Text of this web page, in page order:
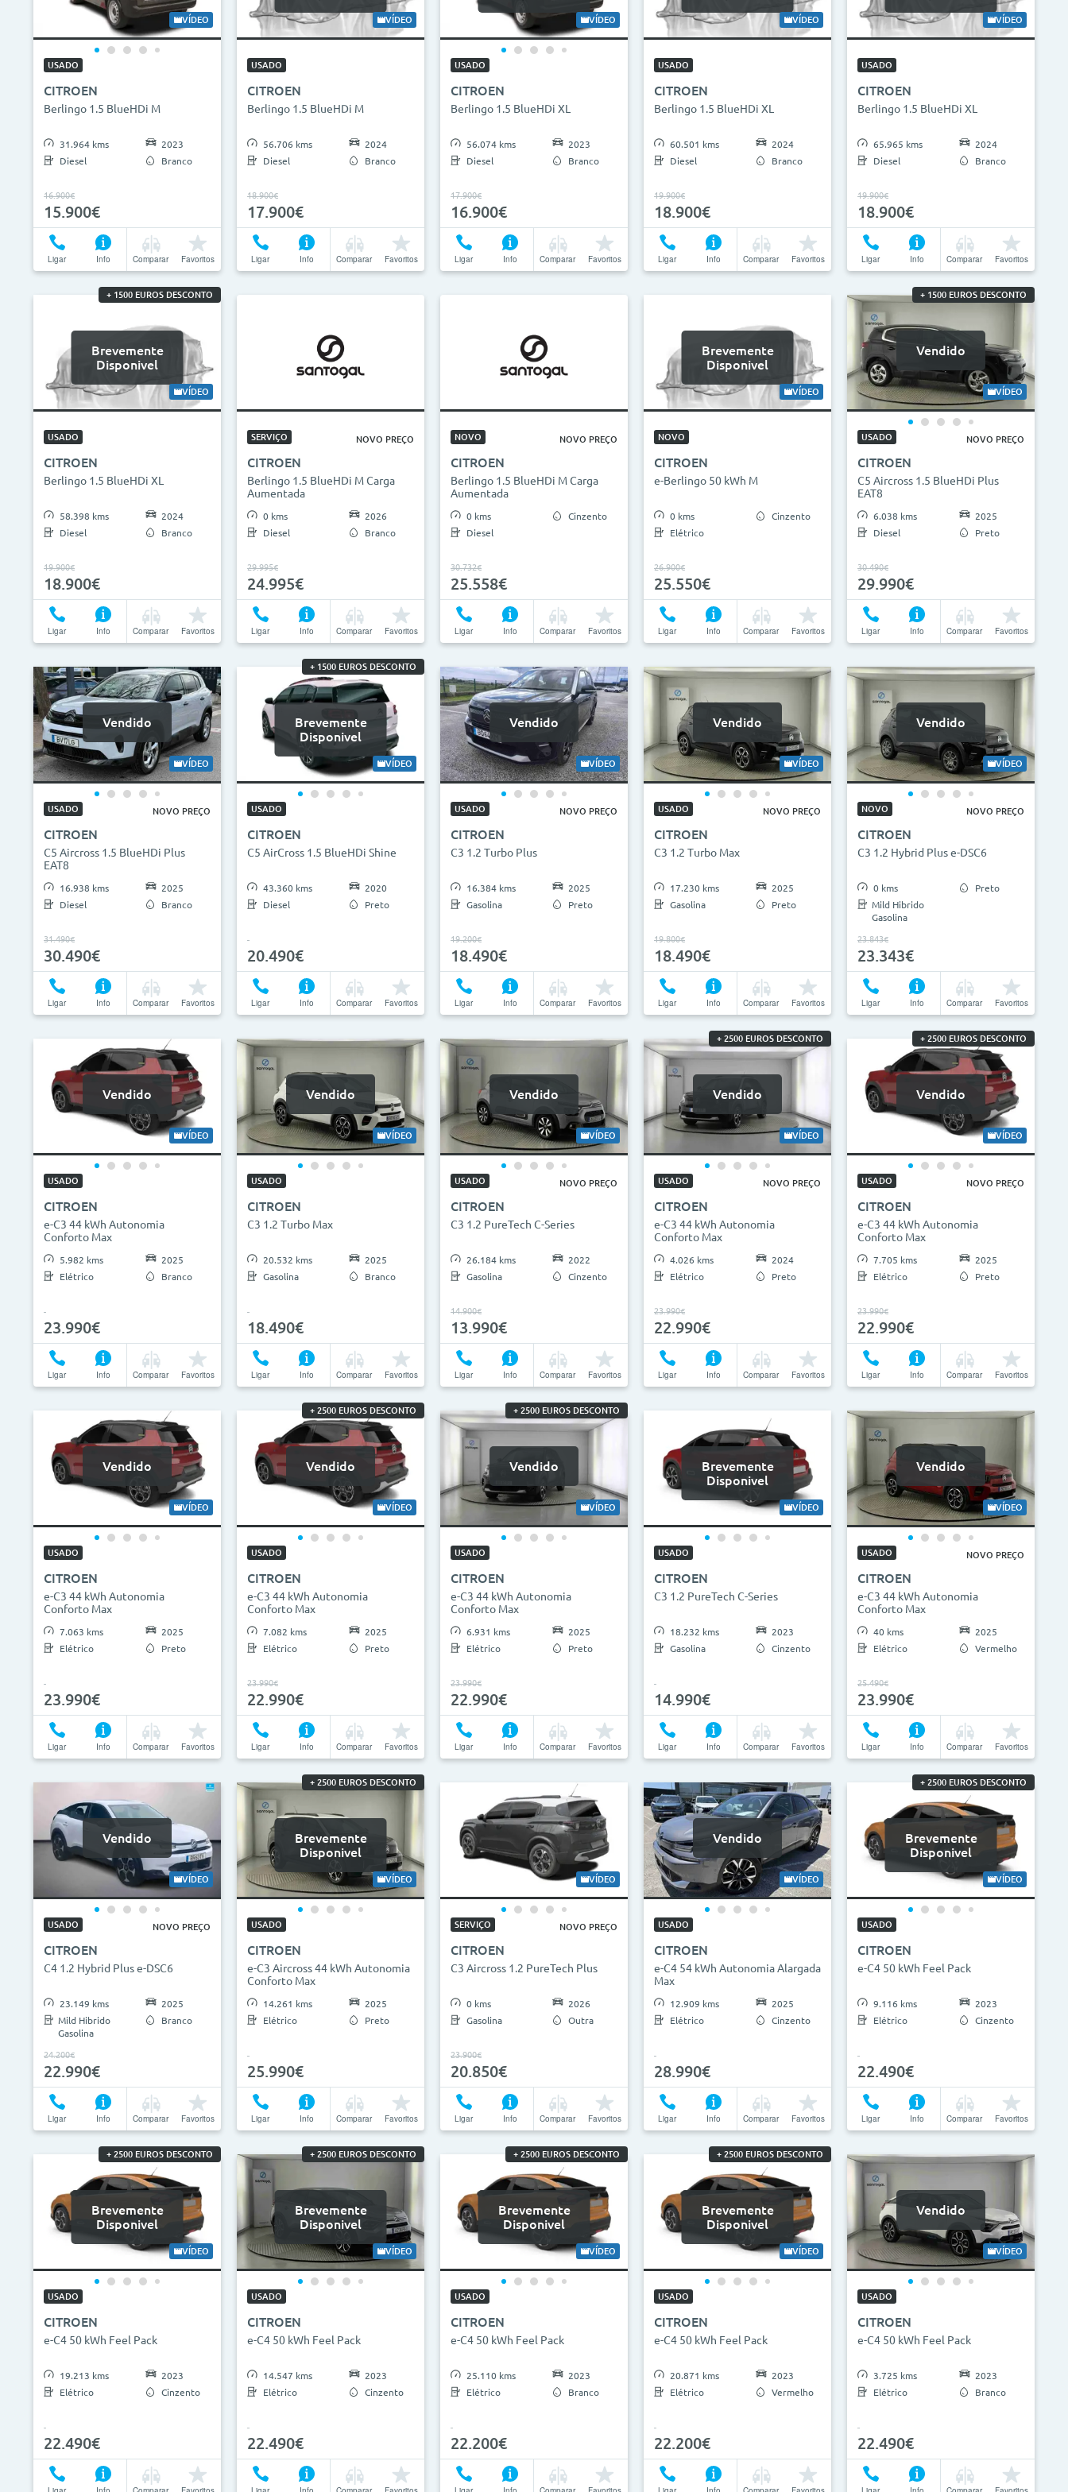
0€ 130.000€ 2026 0g/km 300g/km
ID do veículo
Atualizar Resultados
VÍDEO
USADO
CITROEN
Berlingo 1.5 BlueHDi M
31.964 kms
Diesel
2023
Branco
16.900€
15.900€
Ligar Info Comparar Favoritos
VÍDEO
USADO
CITROEN
Berlingo 1.5 BlueHDi M
56.706 kms
Diesel
2024
Branco
18.900€
17.900€
Ligar Info Comparar Favoritos
VÍDEO
USADO
CITROEN
Berlingo 1.5 BlueHDi XL
56.074 kms
Diesel
2023
Branco
17.900€
16.900€
Ligar Info Comparar Favoritos
VÍDEO
USADO
CITROEN
Berlingo 1.5 BlueHDi XL
60.501 kms
Diesel
2024
Branco
19.900€
18.900€
Ligar Info Comparar Favoritos
VÍDEO
USADO
CITROEN
Berlingo 1.5 BlueHDi XL
65.965 kms
Diesel
2024
Branco
19.900€
18.900€
Ligar Info Comparar Favoritos
+ 1500 EUROS DESCONTO
Brevemente
Disponivel
VÍDEO
USADO
CITROEN
Berlingo 1.5 BlueHDi XL
58.398 kms
Diesel
2024
Branco
19.900€
18.900€
Ligar Info Comparar Favoritos
SERVIÇO NOVO PREÇO
CITROEN
Berlingo 1.5 BlueHDi M Carga
Aumentada
0 kms
Diesel
2026
Branco
29.995€
24.995€
Ligar Info Comparar Favoritos
NOVO NOVO PREÇO
CITROEN
Berlingo 1.5 BlueHDi M Carga
Aumentada
0 kms
Diesel
Cinzento
30.732€
25.558€
Ligar Info Comparar Favoritos
Brevemente
Disponivel
VÍDEO
NOVO
CITROEN
e-Berlingo 50 kWh M
0 kms
Elétrico
Cinzento
26.900€
25.550€
Ligar Info Comparar Favoritos
+ 1500 EUROS DESCONTO
Vendido
VÍDEO
USADO NOVO PREÇO
CITROEN
C5 Aircross 1.5 BlueHDi Plus
EAT8
6.038 kms
Diesel
2025
Preto
30.490€
29.990€
Ligar Info Comparar Favoritos
Vendido
VÍDEO
USADO NOVO PREÇO
CITROEN
C5 Aircross 1.5 BlueHDi Plus
EAT8
16.938 kms
Diesel
2025
Branco
31.490€
30.490€
Ligar Info Comparar Favoritos
+ 1500 EUROS DESCONTO
Brevemente
Disponivel
VÍDEO
USADO
CITROEN
C5 AirCross 1.5 BlueHDi Shine
43.360 kms
Diesel
2020
Preto
20.490€
Ligar Info Comparar Favoritos
Vendido
VÍDEO
USADO NOVO PREÇO
CITROEN
C3 1.2 Turbo Plus
16.384 kms
Gasolina
2025
Preto
19.200€
18.490€
Ligar Info Comparar Favoritos
Vendido
VÍDEO
USADO NOVO PREÇO
CITROEN
C3 1.2 Turbo Max
17.230 kms
Gasolina
2025
Preto
19.800€
18.490€
Ligar Info Comparar Favoritos
Vendido
VÍDEO
NOVO NOVO PREÇO
CITROEN
C3 1.2 Hybrid Plus e-DSC6
0 kms
Mild Hibrido
Gasolina
Preto
23.843€
23.343€
Ligar Info Comparar Favoritos
Vendido
VÍDEO
USADO
CITROEN
e-C3 44 kWh Autonomia
Conforto Max
5.982 kms
Elétrico
2025
Branco
23.990€
Ligar Info Comparar Favoritos
Vendido
VÍDEO
USADO
CITROEN
C3 1.2 Turbo Max
20.532 kms
Gasolina
2025
Branco
18.490€
Ligar Info Comparar Favoritos
Vendido
VÍDEO
USADO NOVO PREÇO
CITROEN
C3 1.2 PureTech C-Series
26.184 kms
Gasolina
2022
Cinzento
14.900€
13.990€
Ligar Info Comparar Favoritos
+ 2500 EUROS DESCONTO
Vendido
VÍDEO
USADO NOVO PREÇO
CITROEN
e-C3 44 kWh Autonomia
Conforto Max
4.026 kms
Elétrico
2024
Preto
23.990€
22.990€
Ligar Info Comparar Favoritos
+ 2500 EUROS DESCONTO
Vendido
VÍDEO
USADO NOVO PREÇO
CITROEN
e-C3 44 kWh Autonomia
Conforto Max
7.705 kms
Elétrico
2025
Preto
23.990€
22.990€
Ligar Info Comparar Favoritos
Vendido
VÍDEO
USADO
CITROEN
e-C3 44 kWh Autonomia
Conforto Max
7.063 kms
Elétrico
2025
Preto
23.990€
Ligar Info Comparar Favoritos
+ 2500 EUROS DESCONTO
Vendido
VÍDEO
USADO
CITROEN
e-C3 44 kWh Autonomia
Conforto Max
7.082 kms
Elétrico
2025
Preto
23.990€
22.990€
Ligar Info Comparar Favoritos
+ 2500 EUROS DESCONTO
Vendido
VÍDEO
USADO
CITROEN
e-C3 44 kWh Autonomia
Conforto Max
6.931 kms
Elétrico
2025
Preto
23.990€
22.990€
Ligar Info Comparar Favoritos
Brevemente
Disponivel
VÍDEO
USADO
CITROEN
C3 1.2 PureTech C-Series
18.232 kms
Gasolina
2023
Cinzento
14.990€
Ligar Info Comparar Favoritos
Vendido
VÍDEO
USADO NOVO PREÇO
CITROEN
e-C3 44 kWh Autonomia
Conforto Max
40 kms
Elétrico
2025
Vermelho
25.490€
23.990€
Ligar Info Comparar Favoritos
Vendido
VÍDEO
USADO NOVO PREÇO
CITROEN
C4 1.2 Hybrid Plus e-DSC6
23.149 kms
Mild Hibrido
Gasolina
2025
Branco
24.200€
22.990€
Ligar Info Comparar Favoritos
+ 2500 EUROS DESCONTO
Brevemente
Disponivel
VÍDEO
USADO
CITROEN
e-C3 Aircross 44 kWh Autonomia
Conforto Max
14.261 kms
Elétrico
2025
Preto
25.990€
Ligar Info Comparar Favoritos
VÍDEO
SERVIÇO NOVO PREÇO
CITROEN
C3 Aircross 1.2 PureTech Plus
0 kms
Gasolina
2026
Outra
23.900€
20.850€
Ligar Info Comparar Favoritos
Vendido
VÍDEO
USADO
CITROEN
e-C4 54 kWh Autonomia Alargada
Max
12.909 kms
Elétrico
2025
Cinzento
28.990€
Ligar Info Comparar Favoritos
+ 2500 EUROS DESCONTO
Brevemente
Disponivel
VÍDEO
USADO
CITROEN
e-C4 50 kWh Feel Pack
9.116 kms
Elétrico
2023
Cinzento
22.490€
Ligar Info Comparar Favoritos
+ 2500 EUROS DESCONTO
Brevemente
Disponivel
VÍDEO
USADO
CITROEN
e-C4 50 kWh Feel Pack
19.213 kms
Elétrico
2023
Cinzento
22.490€
+ 2500 EUROS DESCONTO
Brevemente
Disponivel
VÍDEO
USADO
CITROEN
e-C4 50 kWh Feel Pack
14.547 kms
Elétrico
2023
Cinzento
22.490€
+ 2500 EUROS DESCONTO
Brevemente
Disponivel
VÍDEO
USADO
CITROEN
e-C4 50 kWh Feel Pack
25.110 kms
Elétrico
2023
Branco
22.200€
+ 2500 EUROS DESCONTO
Brevemente
Disponivel
VÍDEO
USADO
CITROEN
e-C4 50 kWh Feel Pack
20.871 kms
Elétrico
2023
Vermelho
22.200€
Vendido
VÍDEO
USADO
CITROEN
e-C4 50 kWh Feel Pack
3.725 kms
Elétrico
2023
Branco
22.490€